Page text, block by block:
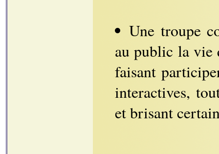
Une troupe
au public la vie
faisant
interactives,
et brisant